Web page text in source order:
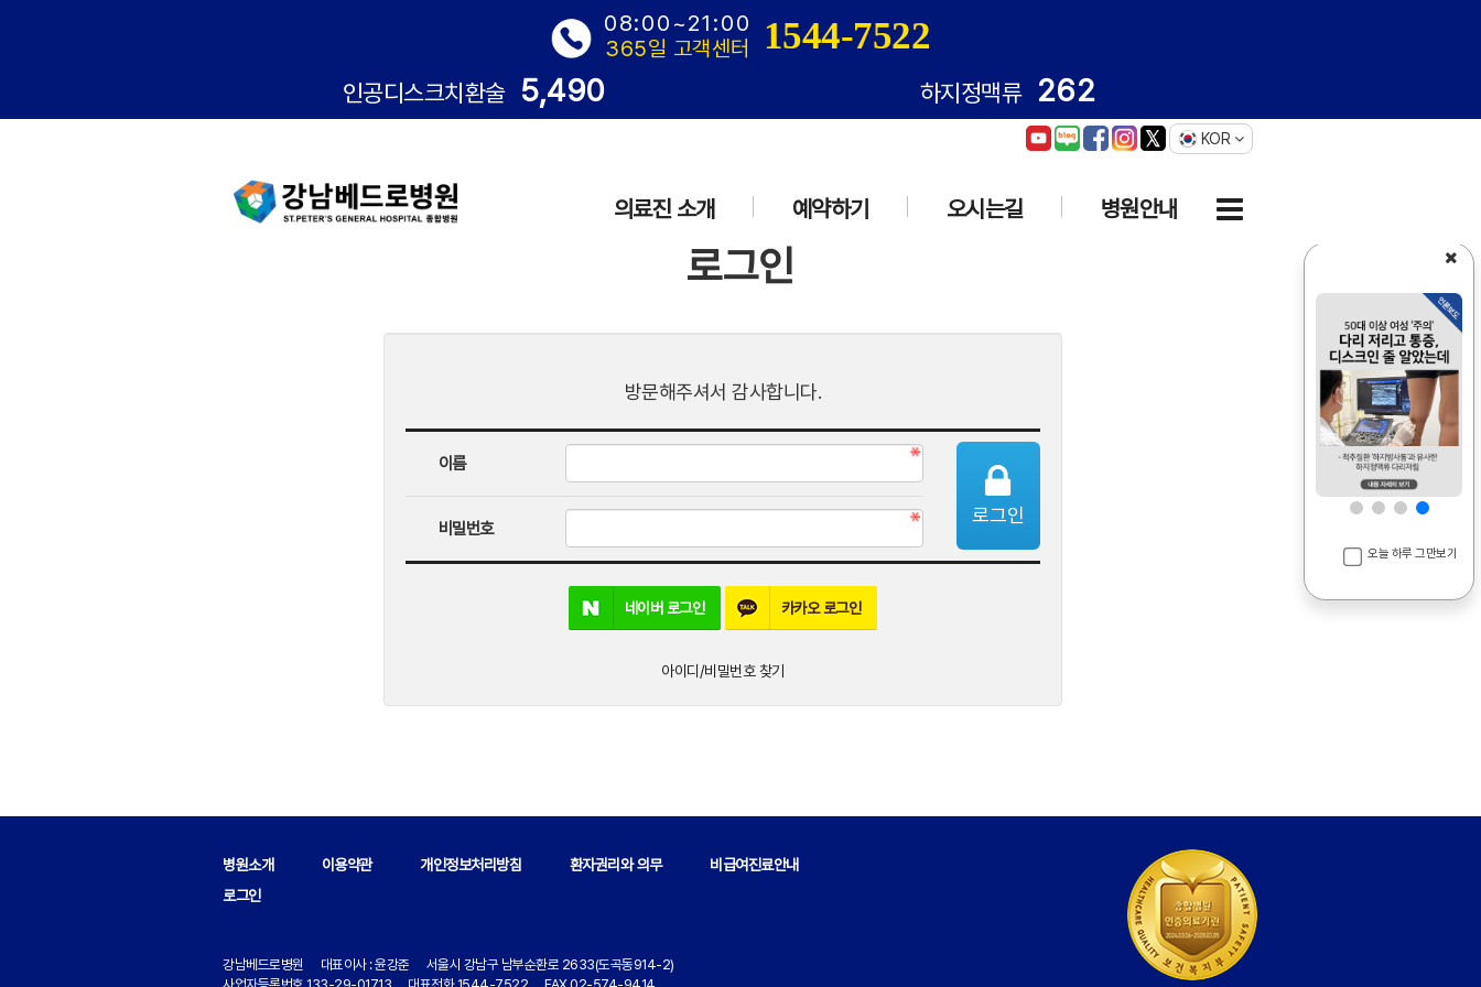
오늘 하루 그만보기
08:00~21:00
365일 고객센터
1544-7522
인공디스크치환술 5,490 하지정맥류 262
KOR
의료진 소개 예약하기 오시는길 병원안내
로그인
방문해주셔서 감사합니다.
이름
로그인
비밀번호
네이버 로그인 카카오로그인
아이디/비밀번호 찾기
병원소개 이용약관 개인정보처리방침 환자권리와 의무
비급여진료안내
로그인
강남베드로병원 대표이사 : 윤강준 서울시 강남구 남부순환로 2633(도곡동914-2)